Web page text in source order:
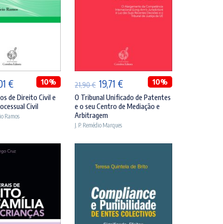
€O
preço
atual
10%
de Direito Civil e
Civil
Ramos
ADICIONAR
21,90€ O
preço
original
era:
19,71 €O
preço
atual
10%
O Tribunal Unificado de Patentes
e o seu Centro de Mediação e
Arbitragem
J. P. Remédio Marques